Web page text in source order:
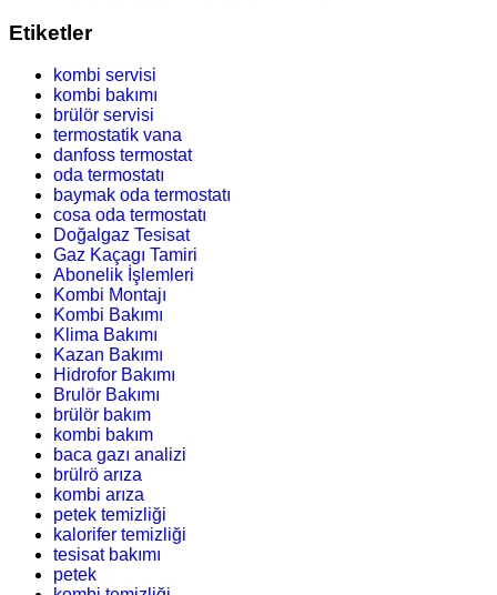
Etiketler
kombi servisi
kombi bakımı
brülör servisi
termostatik vana
danfoss termostat
oda termostatı
baymak oda termostatı
cosa oda termostatı
Doğalgaz Tesisat
Gaz Kaçagı Tamiri
Abonelik İşlemleri
Kombi Montajı
Kombi Bakımı
Klima Bakımı
Kazan Bakımı
Hidrofor Bakımı
Brulör Bakımı
brülör bakım
kombi bakım
baca gazı analizi
brülrö arıza
kombi arıza
petek temizliği
kalorifer temizliği
tesisat bakımı
petek